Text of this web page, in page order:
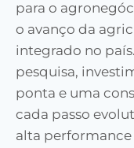
para o
o avanço da
integrado no
pesquisa,
ponta e uma
cada passo
alta performance